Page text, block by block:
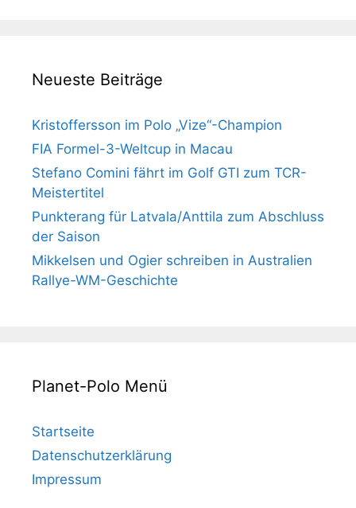
Neueste Beiträge
Kristoffersson im Polo „Vize“-Champion
FIA Formel-3-Weltcup in Macau
Stefano Comini fährt im Golf GTI zum TCR-
Meistertitel
Punkterang für Latvala/Anttila zum Abschluss
der Saison
Mikkelsen und Ogier schreiben in Australien
Rallye-WM-Geschichte
Planet-Polo Menü
Startseite
Datenschutzerklärung
Impressum